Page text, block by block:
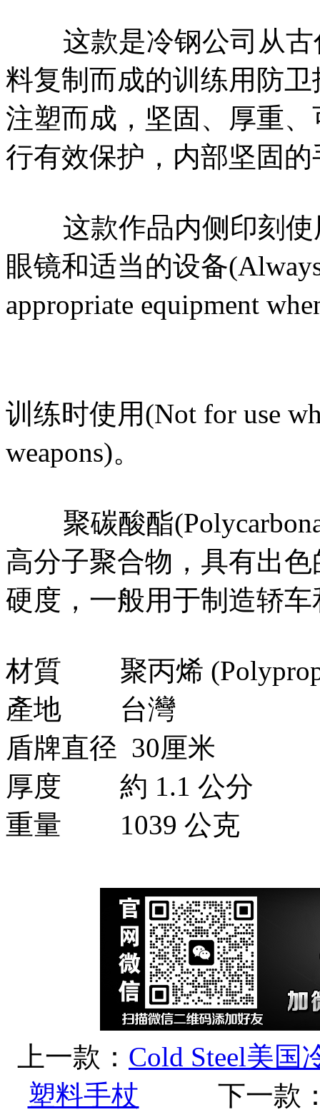
这款是冷钢公司从古
料复制而成的训练用防
注塑而成，坚固、厚重
行有效保护，内部坚固
这款作品内侧印刻使
眼镜和适当的设备
appropriate equipment
训练时使用(Not for use
weapons)。
聚碳酸酯
高分子聚合物，具有出
硬度，一般用于制造轿
材質
聚丙烯
產地
台灣
盾牌直径 30厘米
厚度
約 1.1 公分
重量
1039 公克
上一款： Cold Steel美国
塑料手杖
下一款